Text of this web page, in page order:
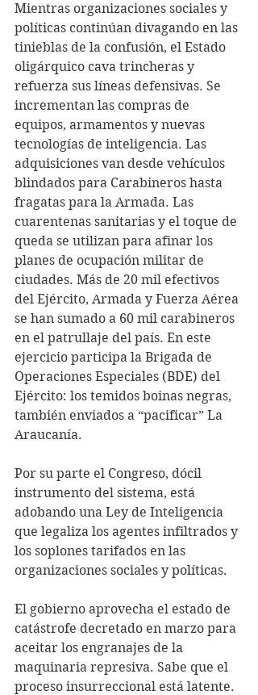
Mientras organizaciones sociales y
políticas continúan divagando en las
tinieblas de la confusión, el Estado
oligárquico cava trincheras y
refuerza sus líneas defensivas. Se
incrementan las compras de
equipos, armamentos y nuevas
tecnologías de inteligencia. Las
adquisiciones van desde vehículos
blindados para Carabineros hasta
fragatas para la Armada. Las
cuarentenas sanitarias y el toque de
queda se utilizan para afinar los
planes de ocupación militar de
ciudades. Más de 20 mil efectivos
del Ejército, Armada y Fuerza Aérea
se han sumado a 60 mil carabineros
en el patrullaje del país. En este
ejercicio participa la Brigada de
Operaciones Especiales (BDE) del
Ejército: los temidos boinas negras,
también enviados a “pacificar” La
Araucanía.
Por su parte el Congreso, dócil
instrumento del sistema, está
adobando una Ley de Inteligencia
que legaliza los agentes infiltrados y
los soplones tarifados en las
organizaciones sociales y políticas.
El gobierno aprovecha el estado de
catástrofe decretado en marzo para
aceitar los engranajes de la
maquinaria represiva. Sabe que el
proceso insurreccional está latente.